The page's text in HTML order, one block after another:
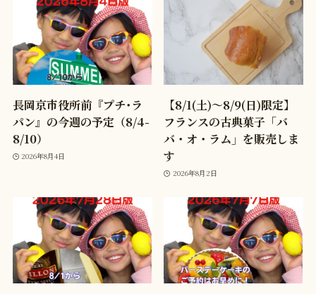
長岡京市役所前『プチ･ラ
パン』の今週の予定（8/4-
8/10）
2026年8月4日
【8/1(土)〜8/9(日)限定】
フランスの古典菓子「バ
バ・オ・ラム」を販売しま
す
2026年8月2日